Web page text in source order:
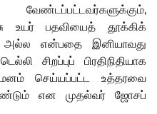
உயர் பதவியைத் தூக்கிக்
அல்ல என்பதை இனியாவது
சிறப்புப் பிரதிநிதியாக
செய்யப்பட்ட உத்தரவை
என முதல்வர் ஜோசப்